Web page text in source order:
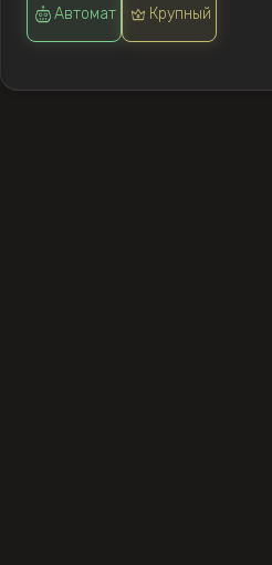
Автомат Крупный